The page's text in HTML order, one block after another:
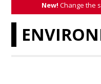
New! Change the